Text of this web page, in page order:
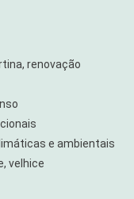
renovação
e ambientais
velhice